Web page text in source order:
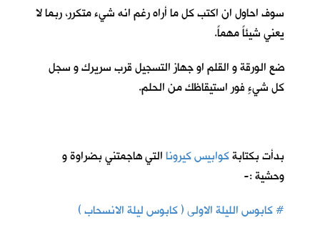
سوف احاول ان اكتب كل ما أراه رغم انه شيء متكرر، ربما لا
يعني شيئاً مهماً.
ضع الورقة و القلم او جهاز التسجيل قرب سريرك و سجل
كل شيءٍ فور استيقاظك من الحلم.
بدأت بكتابةكوابيس كيروناالتي هاجمتني بضراوة و
وحشية :-
# كابوس الليلة الاولى ( كابوس ليلة الانسحاب )